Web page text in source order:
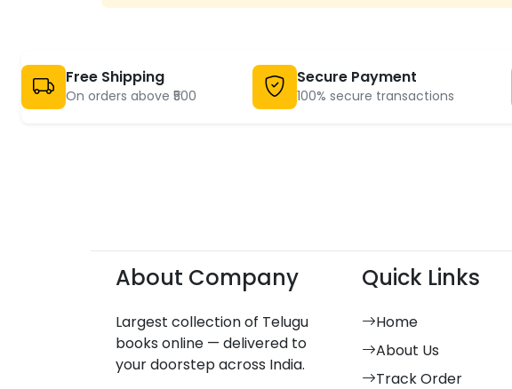
Free Shipping
On orders above ₹500
Secure Payment
100% secure transactions
About Company
Largest collection of Telugu
books online — delivered to
your doorstep across India.
Quick Links
Home
About Us
Track Order